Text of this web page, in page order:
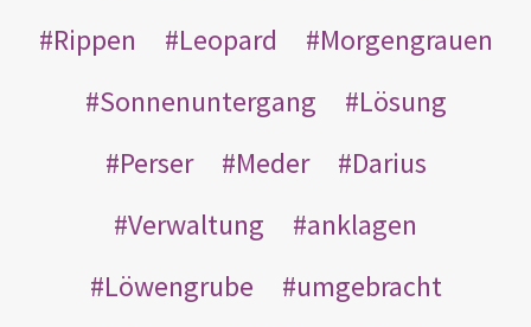
Rippen
Leopard
Morgengrauen
Sonnenuntergang
Lösung
Perser
Meder
Darius
Verwaltung
anklagen
Löwengrube
umgebracht